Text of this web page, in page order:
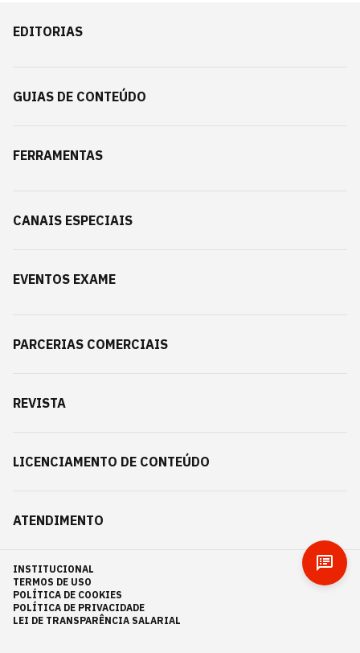
EDITORIAS
GUIAS DE CONTEÚDO
FERRAMENTAS
CANAIS ESPECIAIS
EVENTOS EXAME
PARCERIAS COMERCIAIS
REVISTA
LICENCIAMENTO DE CONTEÚDO
ATENDIMENTO
INSTITUCIONAL
TERMOS DE USO
POLÍTICA DE COOKIES
POLÍTICA DE PRIVACIDADE
LEI DE TRANSPARÊNCIA SALARIAL